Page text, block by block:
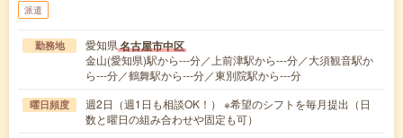
派遣
勤務地 愛知県名古屋市中区
金山(愛知県)駅から---分／上前津駅から---分／大須観音駅か
ら---分／鶴舞駅から---分／東別院駅から---分
曜日頻度
週2日（週1日も相談OK！） ※希望のシフトを毎月提出（日
数と曜日の組み合わせや固定も可）